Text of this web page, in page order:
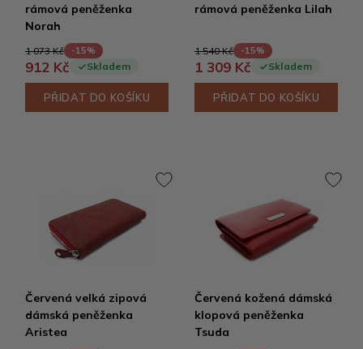
rámová peněženka
Norah
1 073 Kč -15%
912 Kč Skladem
PŘIDAT DO KOŠÍKU
rámová peněženka Lilah
1 540 Kč -15%
1 309 Kč Skladem
PŘIDAT DO KOŠÍKU
Červená velká zipová
dámská peněženka
Aristea
Červená kožená dámská
klopová peněženka
Tsuda